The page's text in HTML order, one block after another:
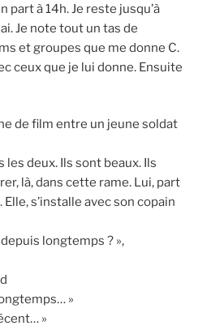
part à 14h. Je reste jusqu’à
Je note tout un tas de
et groupes que me donne C.
ceux que je lui donne. Ensuite
de film entre un jeune soldat
les deux. Ils sont beaux. Ils
là, dans cette rame. Lui, part
s’installe avec son copain
longtemps ? »,
»
»